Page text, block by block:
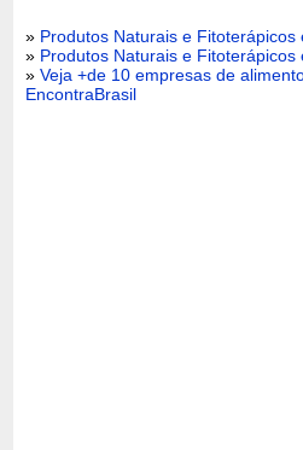
» Produtos Naturais e Fitoterápicos
» Produtos Naturais e Fitoterápicos
»Veja +de 10 empresas de
EncontraBrasil